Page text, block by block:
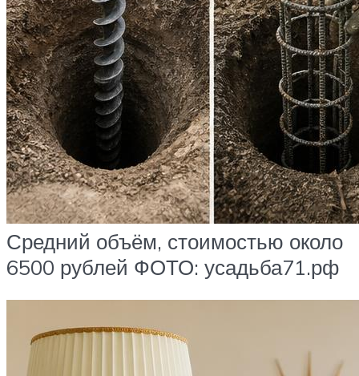
Средний объём, стоимостью около
6500 рублей ФОТО: усадьба71.рф